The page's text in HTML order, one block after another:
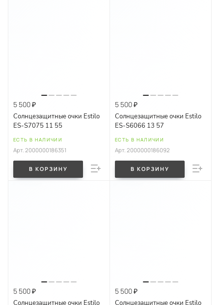
5 500 ₽
Солнцезащитные очки Estilo
ES-S7075 11 55
ЕСТЬ В НАЛИЧИИ
Арт. 2000000186351
В КОРЗИНУ
5 500 ₽
Солнцезащитные очки Estilo
ES-S6066 13 57
ЕСТЬ В НАЛИЧИИ
Арт. 2000000186092
В КОРЗИНУ
5 500 ₽
Солнцезащитные очки Estilo
5 500 ₽
Солнцезащитные очки Estilo